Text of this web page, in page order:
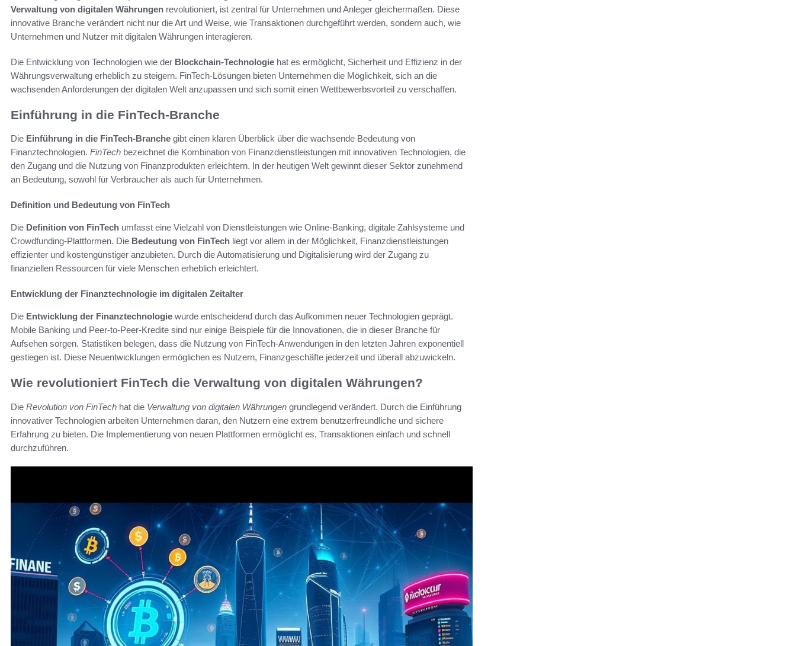
Verwaltung von digitalen Währungen revolutioniert, ist zentral für Unternehmen und Anleger gleichermaßen. Diese
innovative Branche verändert nicht nur die Art und Weise, wie Transaktionen durchgeführt werden, sondern auch, wie
Unternehmen und Nutzer mit digitalen Währungen interagieren.
Die Entwicklung von Technologien wie der Blockchain-Technologie hat es ermöglicht, Sicherheit und Effizienz in der
Währungsverwaltung erheblich zu steigern. FinTech-Lösungen bieten Unternehmen die Möglichkeit, sich an die
wachsenden Anforderungen der digitalen Welt anzupassen und sich somit einen Wettbewerbsvorteil zu verschaffen.
Einführung in die FinTech-Branche
Die Einführung in die FinTech-Branche gibt einen klaren Überblick über die wachsende Bedeutung von
Finanztechnologien. FinTech bezeichnet die Kombination von Finanzdienstleistungen mit innovativen Technologien, die
den Zugang und die Nutzung von Finanzprodukten erleichtern. In der heutigen Welt gewinnt dieser Sektor zunehmend
an Bedeutung, sowohl für Verbraucher als auch für Unternehmen.
Definition und Bedeutung von FinTech
Die Definition von FinTech umfasst eine Vielzahl von Dienstleistungen wie Online-Banking, digitale Zahlsysteme und
Crowdfunding-Plattformen. Die Bedeutung von FinTech liegt vor allem in der Möglichkeit, Finanzdienstleistungen
effizienter und kostengünstiger anzubieten. Durch die Automatisierung und Digitalisierung wird der Zugang zu
finanziellen Ressourcen für viele Menschen erheblich erleichtert.
Entwicklung der Finanztechnologie im digitalen Zeitalter
Die Entwicklung der Finanztechnologie wurde entscheidend durch das Aufkommen neuer Technologien geprägt.
Mobile Banking und Peer-to-Peer-Kredite sind nur einige Beispiele für die Innovationen, die in dieser Branche für
Aufsehen sorgen. Statistiken belegen, dass die Nutzung von FinTech-Anwendungen in den letzten Jahren exponentiell
gestiegen ist. Diese Neuentwicklungen ermöglichen es Nutzern, Finanzgeschäfte jederzeit und überall abzuwickeln.
Wie revolutioniert FinTech die Verwaltung von digitalen Währungen?
Die Revolution von FinTech hat die Verwaltung von digitalen Währungen grundlegend verändert. Durch die Einführung
innovativer Technologien arbeiten Unternehmen daran, den Nutzern eine extrem benutzerfreundliche und sichere
Erfahrung zu bieten. Die Implementierung von neuen Plattformen ermöglicht es, Transaktionen einfach und schnell
durchzuführen.